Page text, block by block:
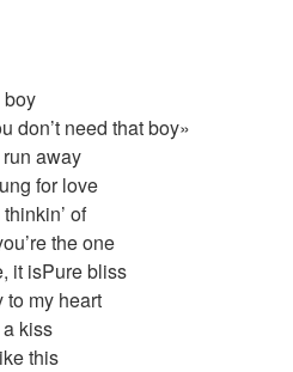
boy
don’t need that boy»
run away
for love
of
the one
it isPure bliss
to my heart
kiss
this